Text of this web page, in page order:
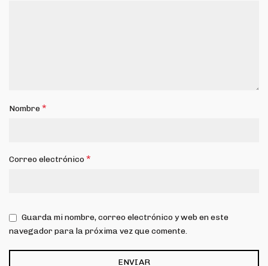
Nombre*
Correo electrónico*
Guarda mi nombre, correo electrónico y web en este
navegador para la próxima vez que comente.